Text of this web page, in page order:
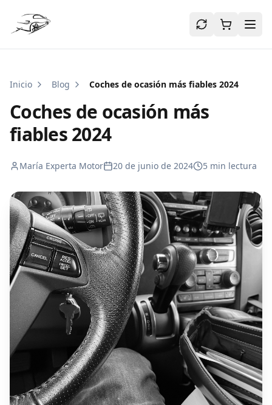
Inicio Blog Coches de ocasión más fiables 2024
Coches de ocasión más
fiables 2024
María Experta Motor 20 de junio de 2024 5 min lectura